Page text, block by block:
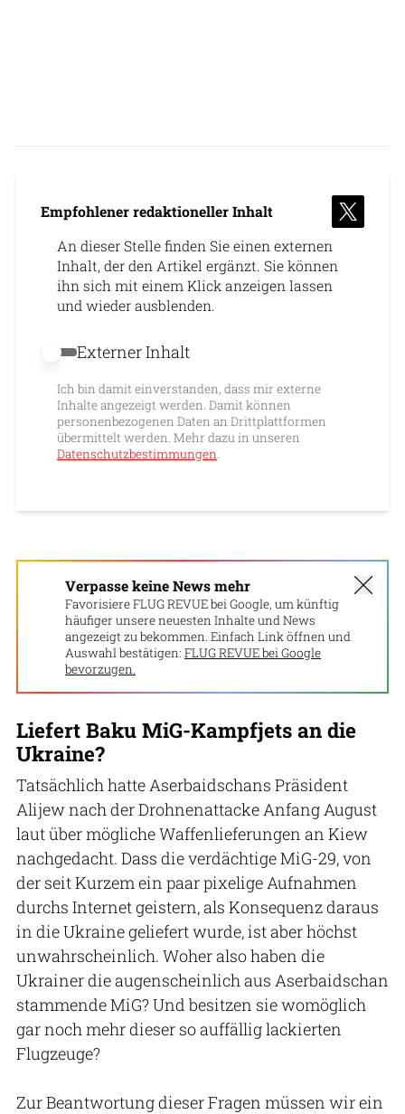
Empfohlener redaktioneller Inhalt
An dieser Stelle finden Sie einen externen
Inhalt, der den Artikel ergänzt. Sie können
ihn sich mit einem Klick anzeigen lassen
und wieder ausblenden.
Externer Inhalt erlauben
Externer Inhalt
Ich bin damit einverstanden, dass mir externe
Inhalte angezeigt werden. Damit können
personenbezogenen Daten an Drittplattformen
übermittelt werden. Mehr dazu in unseren
Datenschutzbestimmungen.
Verpasse keine News mehr
Favorisiere FLUG REVUE bei Google, um künftig
häufiger unsere neuesten Inhalte und News
angezeigt zu bekommen. Einfach Link öffnen und
Auswahl bestätigen: FLUG REVUE bei Google
bevorzugen.
Liefert Baku MiG-Kampfjets an die
Ukraine?
Tatsächlich hatte Aserbaidschans Präsident
Alijew nach der Drohnenattacke Anfang August
laut über mögliche Waffenlieferungen an Kiew
nachgedacht. Dass die verdächtige MiG-29, von
der seit Kurzem ein paar pixelige Aufnahmen
durchs Internet geistern, als Konsequenz daraus
in die Ukraine geliefert wurde, ist aber höchst
unwahrscheinlich. Woher also haben die
Ukrainer die augenscheinlich aus Aserbaidschan
stammende MiG? Und besitzen sie womöglich
gar noch mehr dieser so auffällig lackierten
Flugzeuge?
Zur Beantwortung dieser Fragen müssen wir ein